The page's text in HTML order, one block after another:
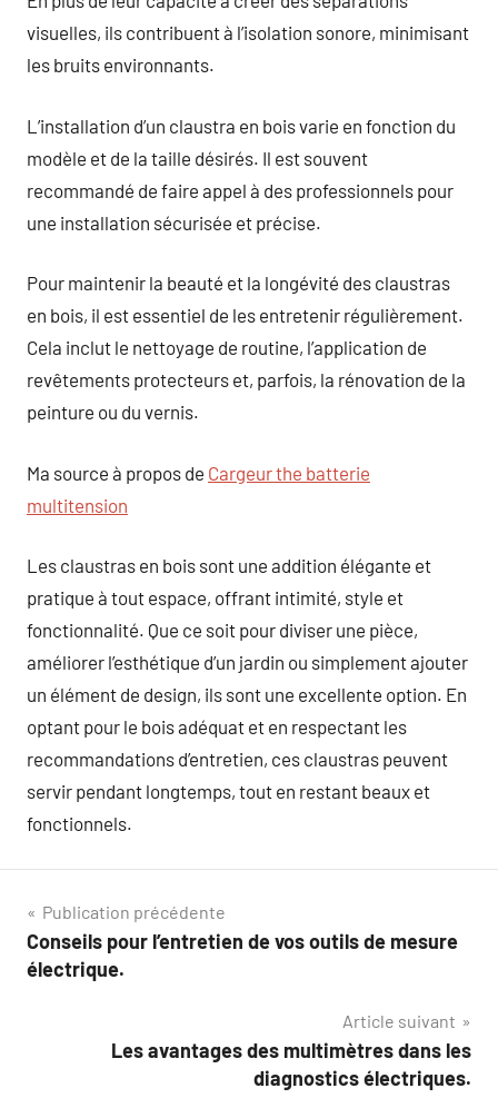
visuelles, ils contribuent à l’isolation sonore, minimisant
les bruits environnants.
L’installation d’un claustra en bois varie en fonction du
modèle et de la taille désirés. Il est souvent
recommandé de faire appel à des professionnels pour
une installation sécurisée et précise.
Pour maintenir la beauté et la longévité des claustras
en bois, il est essentiel de les entretenir régulièrement.
Cela inclut le nettoyage de routine, l’application de
revêtements protecteurs et, parfois, la rénovation de la
peinture ou du vernis.
Ma source à propos de Cargeur the batterie
multitension
Les claustras en bois sont une addition élégante et
pratique à tout espace, offrant intimité, style et
fonctionnalité. Que ce soit pour diviser une pièce,
améliorer l’esthétique d’un jardin ou simplement ajouter
un élément de design, ils sont une excellente option. En
optant pour le bois adéquat et en respectant les
recommandations d’entretien, ces claustras peuvent
servir pendant longtemps, tout en restant beaux et
fonctionnels.
Navigation
de
Publication précédente
Conseils pour l’entretien de vos outils de mesure
électrique.
Article suivant
Les avantages des multimètres dans les
diagnostics électriques.